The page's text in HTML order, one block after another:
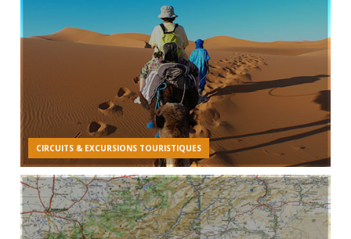
CIRCUITS & EXCURSIONS TOURISTIQUES